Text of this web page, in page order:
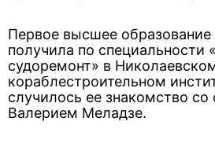
Первое высшее
получила по специальности
судоремонт» в
кораблестроительном
случилось ее знакомство со
Валерием Меладзе.